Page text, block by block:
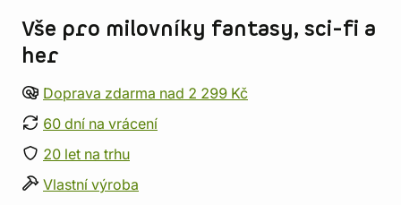
Vše pro milovníky fantasy, sci-fi a
her
Doprava zdarma nad 2 299 Kč
60 dní na vrácení
20 let na trhu
Vlastní výroba